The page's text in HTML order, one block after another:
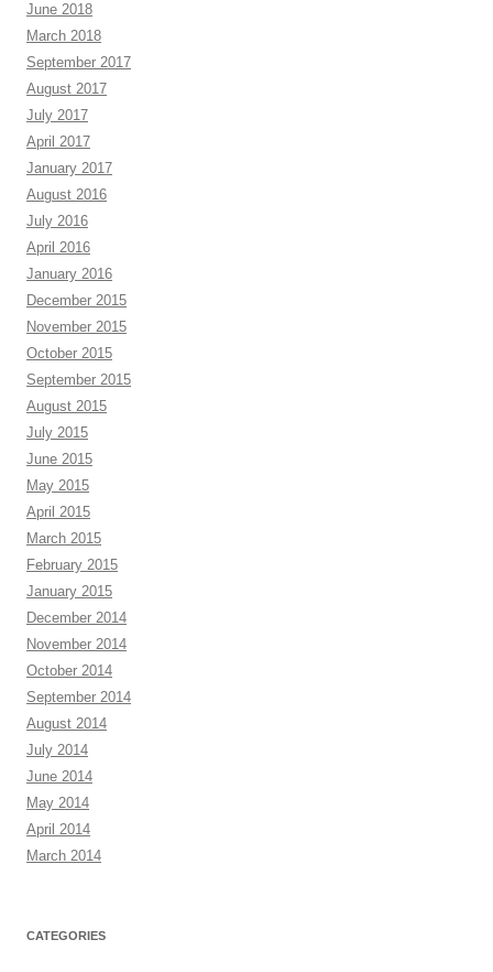
June 2018
March 2018
September 2017
August 2017
July 2017
April 2017
January 2017
August 2016
July 2016
April 2016
January 2016
December 2015
November 2015
October 2015
September 2015
August 2015
July 2015
June 2015
May 2015
April 2015
March 2015
February 2015
January 2015
December 2014
November 2014
October 2014
September 2014
August 2014
July 2014
June 2014
May 2014
April 2014
March 2014
CATEGORIES